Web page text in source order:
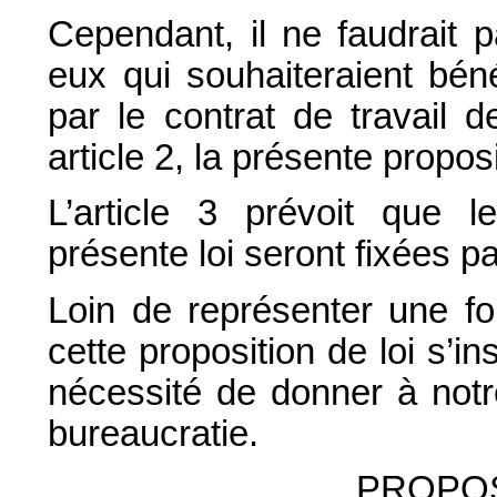
Cependant, il ne faudrait
eux qui souhaiteraient
par le contrat de travail
article 2, la présente
L’article 3 prévoit que
présente loi seront fixées
Loin de représenter une
cette proposition de loi
nécessité de donner à
bureaucratie.